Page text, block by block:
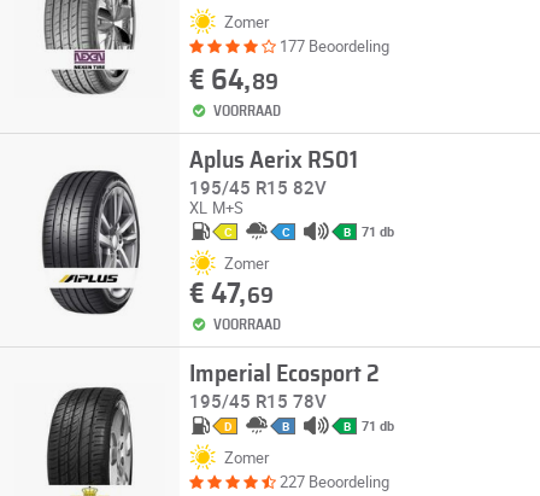
Zomer
177 Beoordeling
€ 64,89
VOORRAAD
Aplus Aerix RS01
195/45 R15 82V
XL M+S
C C B 71 db
Zomer
€ 47,69
VOORRAAD
Imperial Ecosport 2
195/45 R15 78V
D B B 71 db
Zomer
227 Beoordeling